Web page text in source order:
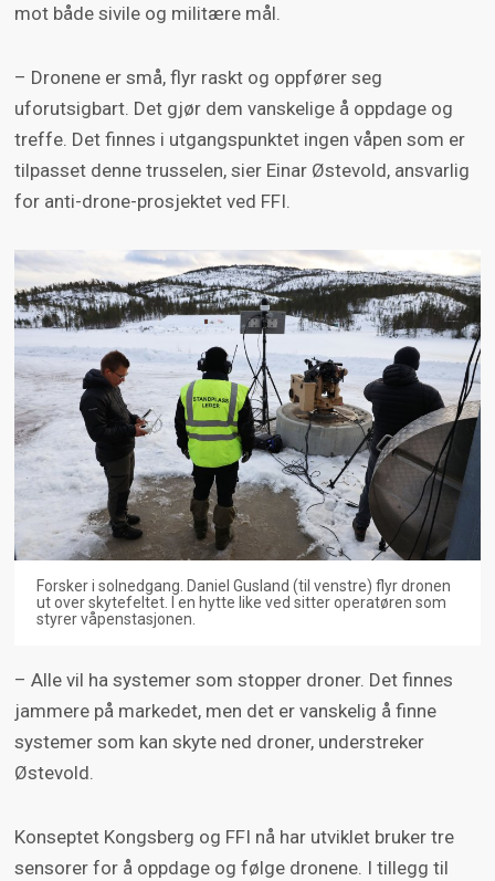
mot både sivile og militære mål.
– Dronene er små, flyr raskt og oppfører seg
uforutsigbart. Det gjør dem vanskelige å oppdage og
treffe. Det finnes i utgangspunktet ingen våpen som er
tilpasset denne trusselen, sier Einar Østevold, ansvarlig
for anti-drone-prosjektet ved FFI.
Forsker i solnedgang. Daniel Gusland (til venstre) flyr dronen
ut over skytefeltet. I en hytte like ved sitter operatøren som
styrer våpenstasjonen.
– Alle vil ha systemer som stopper droner. Det finnes
jammere på markedet, men det er vanskelig å finne
systemer som kan skyte ned droner, understreker
Østevold.
Konseptet Kongsberg og FFI nå har utviklet bruker tre
sensorer for å oppdage og følge dronene. I tillegg til